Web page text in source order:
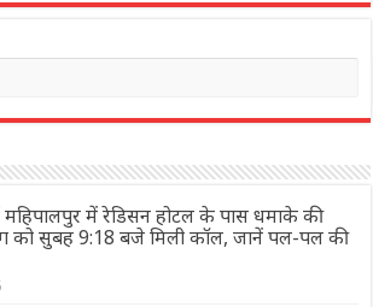
में रेडिसन होटल के पास धमाके की
को सुबह 9:18 बजे मिली कॉल, जानें पल-पल की